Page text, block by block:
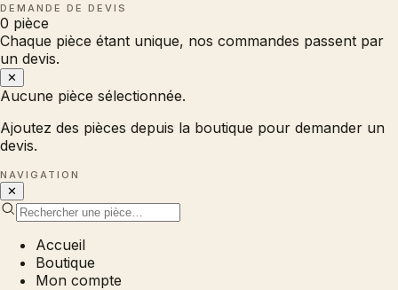
DEMANDE DE DEVIS
0 pièce
Chaque pièce étant unique, nos commandes passent par
un devis.
✕
Aucune pièce sélectionnée.
Ajoutez des pièces depuis la boutique pour demander un
devis.
NAVIGATION
✕
Accueil
Boutique
Mon compte